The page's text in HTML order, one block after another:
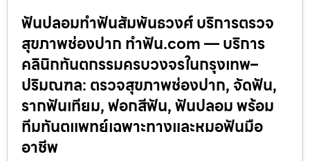
ฟันปลอมทำฟันสัมพันธวงศ์ บริการตรวจ
สุขภาพช่องปาก ทำฟัน.com — บริการ
คลินิกทันตกรรมครบวงจรในกรุงเทพ–
ปริมณฑล: ตรวจสุขภาพช่องปาก, จัดฟัน,
รากฟันเทียม, ฟอกสีฟัน, ฟันปลอม พร้อม
ทีมทันตแพทย์เฉพาะทางและหมอฟันมือ
อาชีพ